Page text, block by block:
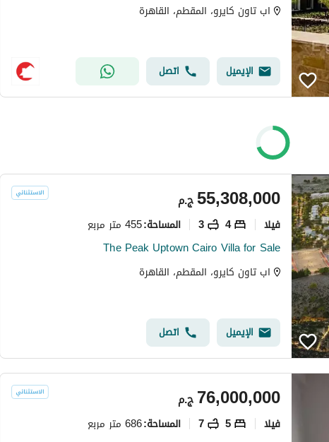
اب تاون كايرو، المقطم، القاهرة
الإيميل اتصل
ج.م55,308,000
فیلا 4
3 المساحة:455 متر مربع
The Peak Uptown Cairo Villa for Sale
اب تاون كايرو، المقطم، القاهرة
الإيميل اتصل
ج.م76,000,000
فیلا 5
7 المساحة:686 متر مربع